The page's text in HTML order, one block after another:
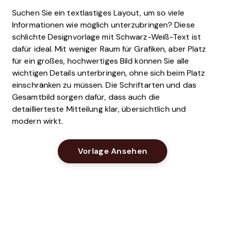
Suchen Sie ein textlastiges Layout, um so viele
Informationen wie möglich unterzubringen? Diese
schlichte Designvorlage mit Schwarz-Weiß-Text ist
dafür ideal. Mit weniger Raum für Grafiken, aber Platz
für ein großes, hochwertiges Bild können Sie alle
wichtigen Details unterbringen, ohne sich beim Platz
einschränken zu müssen. Die Schriftarten und das
Gesamtbild sorgen dafür, dass auch die
detaillierteste Mitteilung klar, übersichtlich und
modern wirkt.
Vorlage Ansehen Opens New